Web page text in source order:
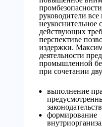
руководители
неукоснительное
действующих
перспективе
издержки.
деятельности
промышленной
при сочетании
выполнение
формирование